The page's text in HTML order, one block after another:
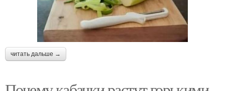
читать дальше →